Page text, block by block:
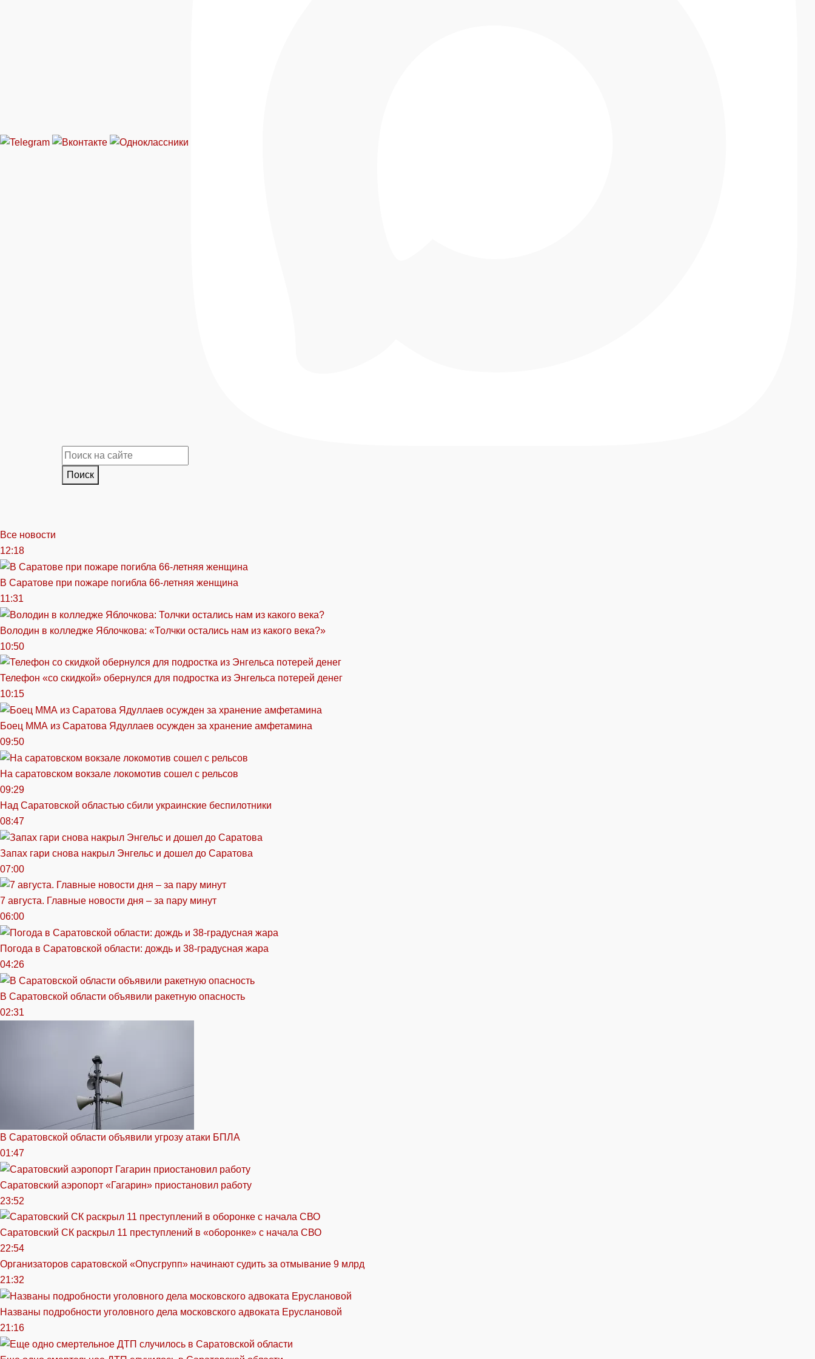
Поиск
Все новости
12:18
В Саратове при пожаре погибла 66-летняя женщина
11:31
Володин в колледже Яблочкова: «Толчки остались нам из какого века?»
10:50
Телефон «со скидкой» обернулся для подростка из Энгельса потерей денег
10:15
Боец ММА из Саратова Ядуллаев осужден за хранение амфетамина
09:50
На саратовском вокзале локомотив сошел с рельсов
09:29
Над Саратовской областью сбили украинские беспилотники
08:47
Запах гари снова накрыл Энгельс и дошел до Саратова
07:00
7 августа. Главные новости дня – за пару минут
06:00
Погода в Саратовской области: дождь и 38-градусная жара
04:26
В Саратовской области объявили ракетную опасность
02:31
В Саратовской области объявили угрозу атаки БПЛА
01:47
Саратовский аэропорт «Гагарин» приостановил работу
23:52
Саратовский СК раскрыл 11 преступлений в «оборонке» с начала СВО
22:54
Организаторов саратовской «Опусгрупп» начинают судить за отмывание 9 млрд
21:32
Названы подробности уголовного дела московского адвоката Еруслановой
21:16